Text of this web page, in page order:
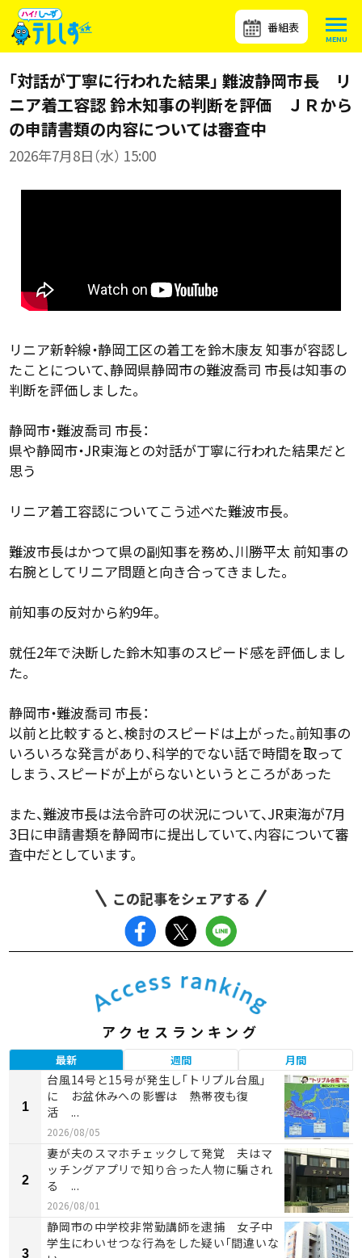
番組表
「対話が丁寧に行われた結果」 難波静岡市長 リ
ニア着工容認 鈴木知事の判断を評価 ＪＲから
の申請書類の内容については審査中
2026年7月8日（水） 15:00
リニア新幹線・静岡工区の着工を鈴木康友 知事が容認し
たことについて、静岡県静岡市の難波喬司 市長は知事の
判断を評価しました。
静岡市・難波喬司 市長：
県や静岡市・JR東海との対話が丁寧に行われた結果だと
思う
リニア着工容認についてこう述べた難波市長。
難波市長はかつて県の副知事を務め、川勝平太 前知事の
右腕としてリニア問題と向き合ってきました。
前知事の反対から約9年。
就任2年で決断した鈴木知事のスピード感を評価しまし
た。
静岡市・難波喬司 市長：
以前と比較すると、検討のスピードは上がった。前知事の
いろいろな発言があり、科学的でない話で時間を取って
しまう、スピードが上がらないというところがあった
また、難波市長は法令許可の状況について、JR東海が7月
3日に申請書類を静岡市に提出していて、内容について審
査中だとしています。
この記事をシェアする
アクセスランキング
最新 週間 月間
1
台風14号と15号が発生し「トリプル台風」
に お盆休みへの影響は 熱帯夜も復
活 ...
2026/08/05
2
妻が夫のスマホチェックして発覚 夫はマ
ッチングアプリで知り合った人物に騙され
る ...
2026/08/01
3
静岡市の中学校非常勤講師を逮捕 女子中
学生にわいせつな行為をした疑い「間違いな